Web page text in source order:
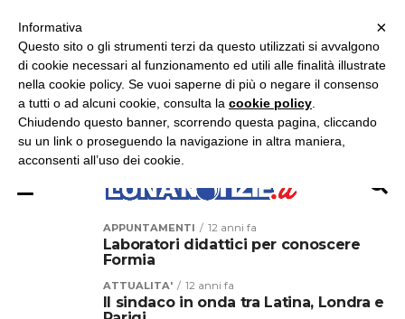
ASCOLTA RADIO LUNA
APPUNTAMENTI 12 anni fa
Laboratori didattici per conoscere
Formia
ATTUALITA' 12 anni fa
Il sindaco in onda tra Latina, Londra e
×
×
Informativa
Questo sito o gli strumenti terzi da questo utilizzati si avvalgono
di cookie necessari al funzionamento ed utili alle finalità illustrate
nella cookie policy. Se vuoi saperne di più o negare il consenso
a tutti o ad alcuni cookie, consulta la cookie policy
Chiudendo questo banner, scorrendo questa pagina, cliccando
su un link o proseguendo la navigazione in altra maniera,
acconsenti all’uso dei cookie.